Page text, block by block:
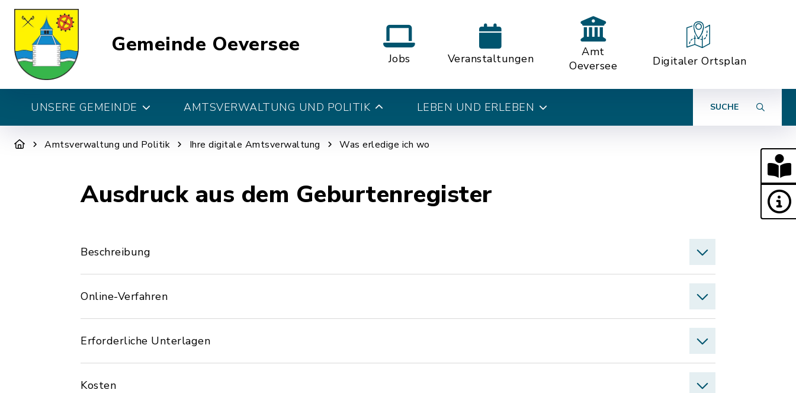
Gemeinde Oeversee
Jobs Veranstaltungen
Amt
Oeversee
Digitaler Ortsplan
UNSERE GEMEINDE AMTSVERWALTUNG UND POLITIK LEBEN UND ERLEBEN SUCHE
Amtsverwaltung und Politik Ihre digitale Amtsverwaltung Was erledige ich wo
Ausdruck aus dem Geburtenregister
Beschreibung
Online-Verfahren
Erforderliche Unterlagen
Kosten